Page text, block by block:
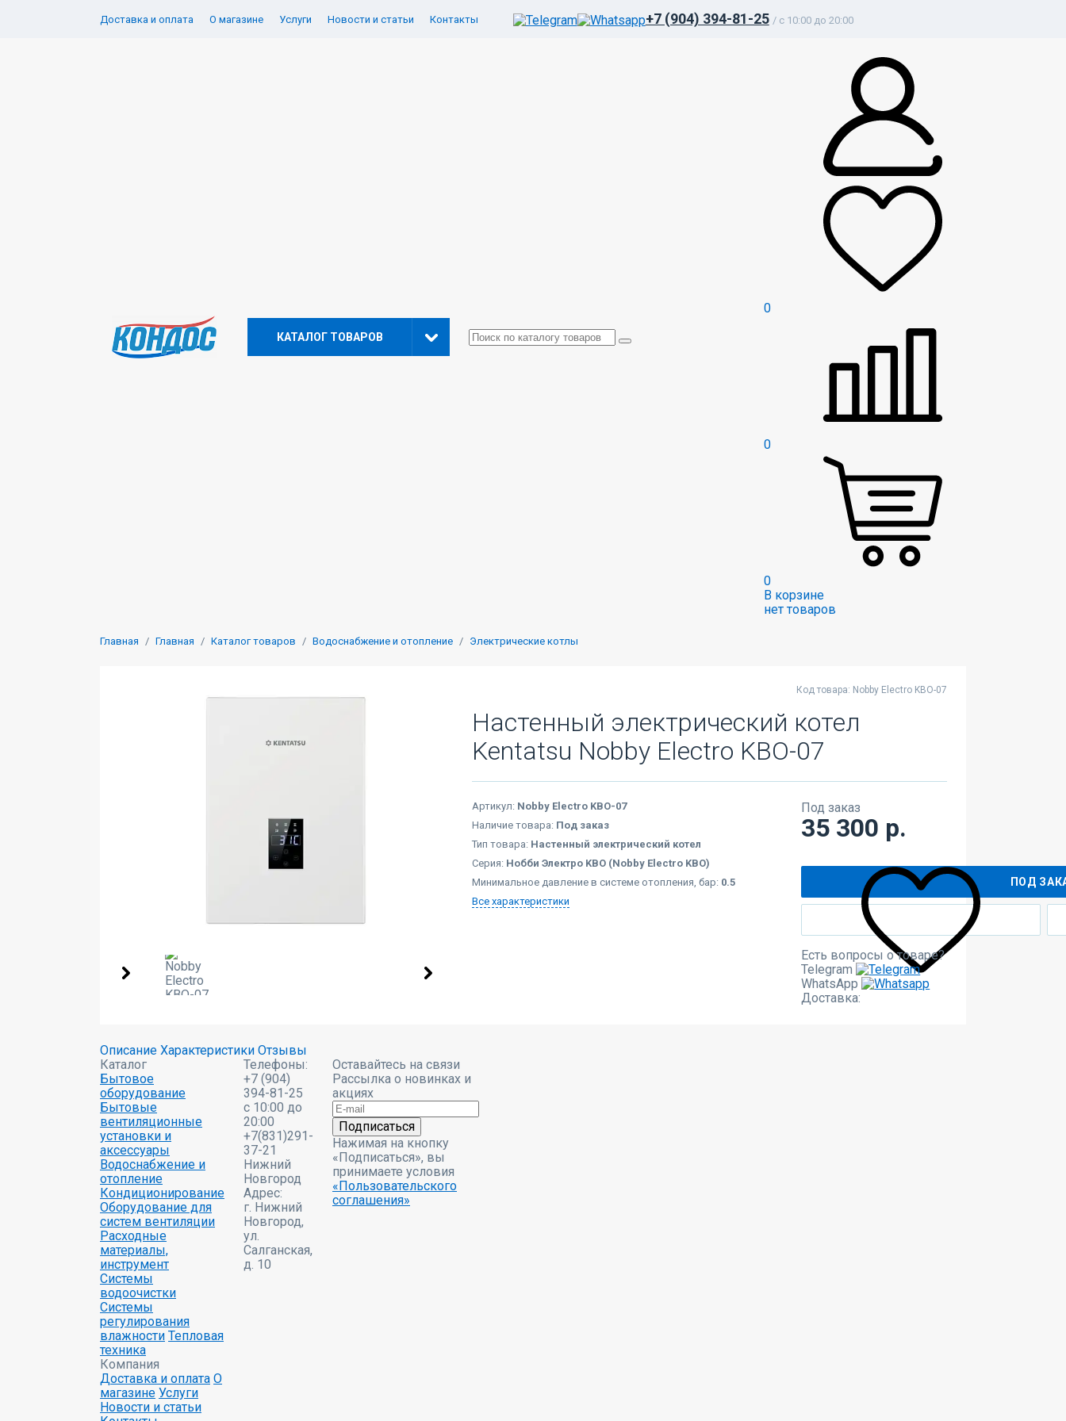
Доставка и оплата О магазине Услуги Новости и статьи Контакты +7 (904) 394-81-25 / c 10:00 до 20:00
КАТАЛОГ ТОВАРОВ
0
0
0
В корзине
нет товаров
Главная Главная Каталог товаров Водоснабжение и отопление Электрические котлы
Код товара: Nobby Electro KBO-07
Настенный электрический котел
Kentatsu Nobby Electro KBO-07
Артикул: Nobby Electro KBO-07
Наличие товара: Под заказ
Тип товара: Настенный электрический котел
Серия: Нобби Электро KBO (Nobby Electro KBO)
Минимальное давление в системе отопления, бар: 0.5
Все характеристики
Под заказ
35 300 р.
ПОД
Есть вопросы о товаре?
Telegram
WhatsApp
Доставка:
Описание Характеристики Отзывы
Каталог
Бытовое
оборудование
Бытовые
вентиляционные
установки и
аксессуары
Водоснабжение и
отопление
Кондиционирование
Оборудование для
систем вентиляции
Расходные
материалы,
инструмент
Системы
водоочистки
Системы
регулирования
влажности Тепловая
техника
Компания
Доставка и оплата О
магазине Услуги
Новости и статьи
Телефоны:
+7 (904)
394-81-25
c 10:00 до
20:00
+7(831)291-
37-21
Нижний
Новгород
Адрес:
г. Нижний
Новгород,
ул.
Салганская,
д. 10
Оставайтесь на связи
Рассылка о новинках и
акциях
Подписаться
Нажимая на кнопку
«Подписаться», вы
принимаете условия
«Пользовательского
соглашения»